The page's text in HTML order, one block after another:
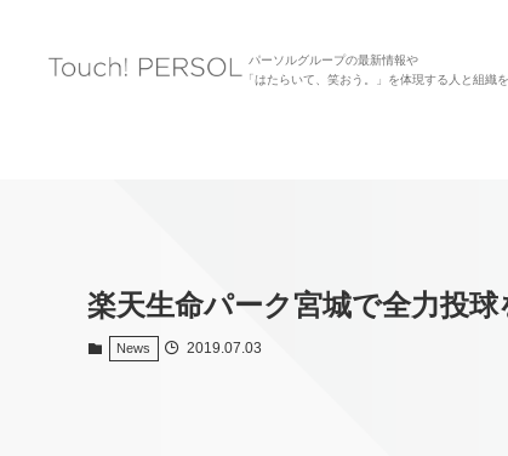
パーソルグループの最新情報や
「はたらいて、笑おう。」を体現する人と組織
楽天生命パーク宮城で全力投
News 2019.07.03